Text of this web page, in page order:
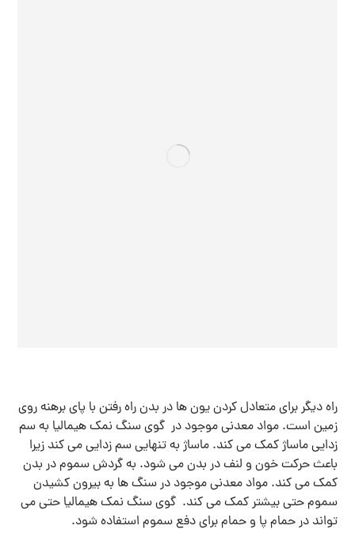
راه دیگر برای متعادل کردن یون ها در بدن راه رفتن با پای برهنه روی
زمین است. مواد معدنی موجود در گوی سنگ نمک هیمالیا به سم
زدایی ماساژ کمک می کند. ماساژ به تنهایی سم زدایی می کند زیرا
باعث حرکت خون و لنف در بدن می شود. به گردش سموم در بدن
کمک می کند. مواد معدنی موجود در سنگ ها به بیرون کشیدن
سموم حتی بیشتر کمک می کند. گوی سنگ نمک هیمالیا حتی می
تواند در حمام پا و حمام برای دفع سموم استفاده شود.